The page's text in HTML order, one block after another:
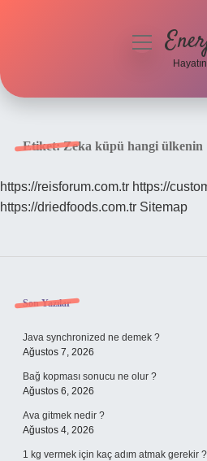
Hakkımızda
menüyü
Etiket:Zeka küpü hangi ülkenin
https://reisforum.com.tr https://
https://driedfoods.com.tr Sitemap
Sidebar
Son Yazılar
Java synchronized ne demek ?
Ağustos 7, 2026
Bağ kopması sonucu ne olur ?
Ağustos 6, 2026
Ava gitmek nedir ?
Ağustos 4, 2026
1 kg vermek için kaç adım atmak gerekir ?